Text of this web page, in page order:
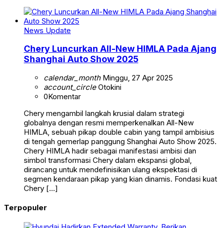
News Update
Chery Luncurkan All-New HIMLA Pada Ajang
Shanghai Auto Show 2025
calendar_monthMinggu, 27 Apr 2025
account_circleOtokini
0Komentar
Chery mengambil langkah krusial dalam strategi
globalnya dengan resmi memperkenalkan All-New
HIMLA, sebuah pikap double cabin yang tampil ambisius
di tengah gemerlap panggung Shanghai Auto Show 2025.
Chery HIMLA hadir sebagai manifestasi ambisi dan
simbol transformasi Chery dalam ekspansi global,
dirancang untuk mendefinisikan ulang ekspektasi di
segmen kendaraan pikap yang kian dinamis. Fondasi kuat
Chery […]
Terpopuler